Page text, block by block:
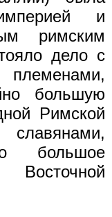
и
римским
дело с
большую
Римской
большое